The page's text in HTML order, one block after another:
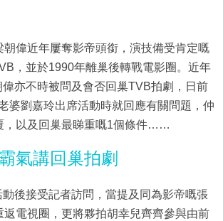
朝偉近年屢奪影帝頭銜，演技備受肯定嘅
，並於1990年離巢後轉戰電影圈。近年
亦不時被問及會否回巢TVB拍劇，日前
婆劉嘉玲出席活動時就回應有關問題，仲
，以及回巢最睇重嘅1個條件……
氣講回巢拍劇
後接受記者訪問，當提及同為影帝嘅張
返電視圈，更將夥拍胡幸兒齊齊參與由前